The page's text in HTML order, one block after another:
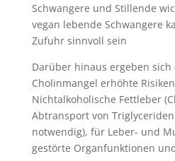
Schwangere und Stillende
vegan lebende Schwangere
Zufuhr sinnvoll sein
Darüber hinaus ergeben
Cholinmangel erhöhte
Nichtalkoholische Fettleber
Abtransport von
notwendig), für Leber- und
gestörte Organfunktionen